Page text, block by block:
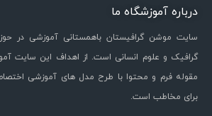
درباره آموزشگاه ما
سایت موشن گرافیستان باهمستانی آموزشی در
گرافیک و علوم انسانی است. از اهداف این سایت
مقوله فرم و محتوا با طرح مدل های آموزشی
برای مخاطب است.